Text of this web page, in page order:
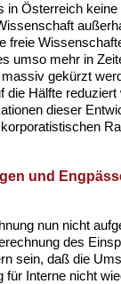
in Österreich keine
freie
umso mehr in
gekürzt
die Hälfte
dieser
und
nun nicht
des
sein, daß die
für Interne nicht